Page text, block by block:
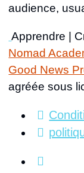
audience,
Apprendre |
Nomad
Good News
agréée sous